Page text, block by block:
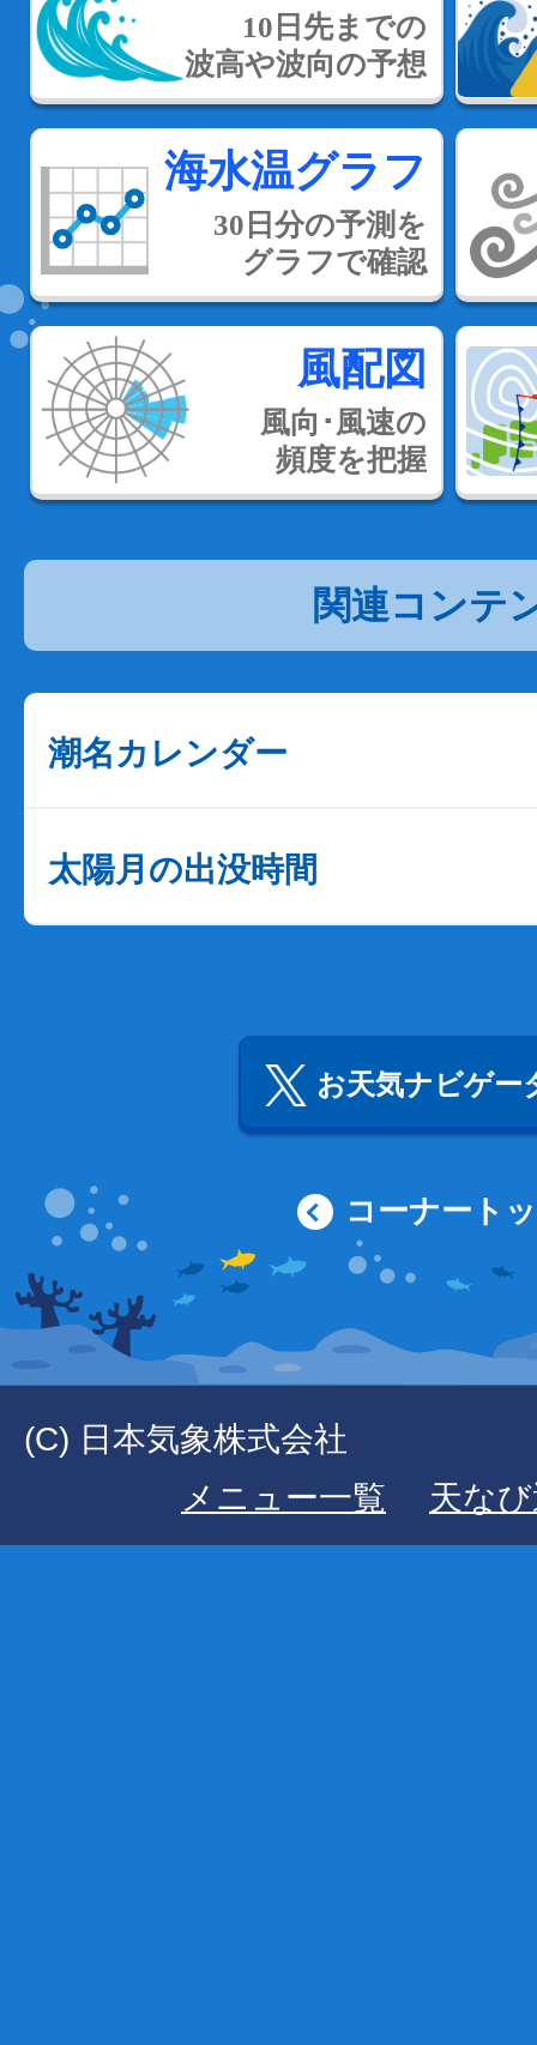
10日先までの
波高や波向の予想
海水温グラフ
30日分の予測を
グラフで確認
風配図
風向･風速の
頻度を把握
関連コンテ
潮名カレンダー
太陽月の出没時間
お天気ナビゲー
コーナート
(C) 日本気象株式会社
メニュー一覧
天な